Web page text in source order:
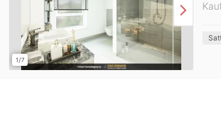
1/7